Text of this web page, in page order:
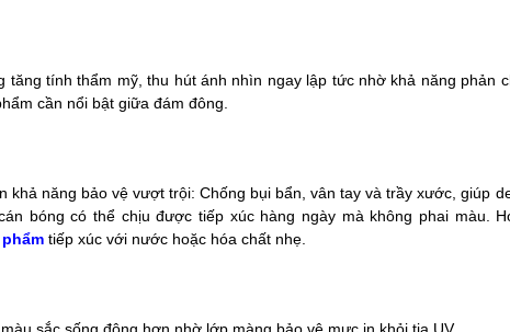
tăng tính thẩm mỹ, thu hút ánh nhìn ngay lập tức nhờ khả năng phản
cần nổi bật giữa đám đông.
khả năng bảo vệ vượt trội: Chống bụi bẩn, vân tay và trầy xước, giúp
bóng có thể chịu được tiếp xúc hàng ngày mà không phai màu.
tiếp xúc với nước hoặc hóa chất nhẹ.